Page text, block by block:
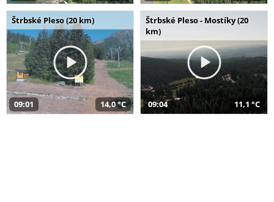
Štrbské Pleso (20 km)
09:01 14,0 °C
Štrbské Pleso - Mostíky (20
km)
09:04 11,1 °C